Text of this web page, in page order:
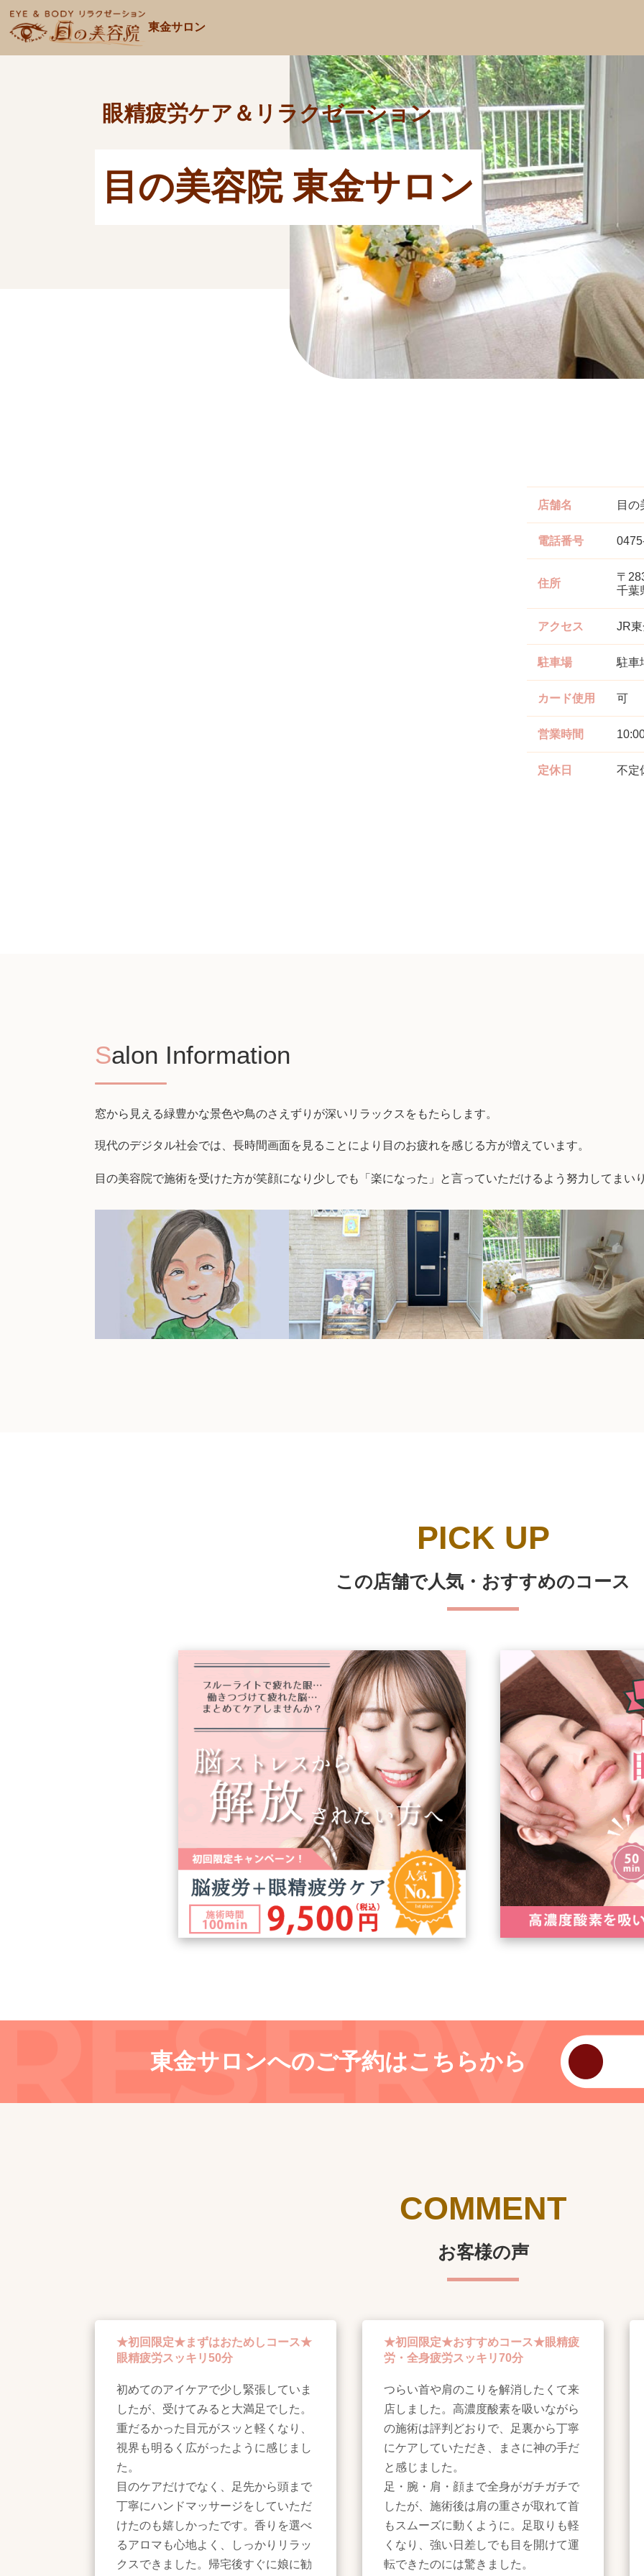
東金サロン
眼精疲労ケア＆リラクゼーション
目の美容院 東金サロン
店舗名 目の
電話番号
住所
〒
千葉
アクセス JR
駐車場 駐車
カード使用 可
営業時間
定休日 不定
Salon Information
窓から見える緑豊かな景色や鳥のさえずりが深いリラックスをもたらします。
現代のデジタル社会では、長時間画面を見ることにより目のお疲れを感じる方が増えています。
目の美容院で施術を受けた方が笑顔になり少しでも「楽になった」と言っていただけるよう努力してまい
PICK UP
この店舗で人気・おすすめのコース
東金サロンへのご予約はこちらから
COMMENT
お客様の声
★初回限定★まずはおためしコース★
眼精疲労スッキリ50分
初めてのアイケアで少し緊張していま
したが、受けてみると大満足でした。
重だるかった目元がスッと軽くなり、
視界も明るく広がったように感じまし
た。
目のケアだけでなく、足先から頭まで
丁寧にハンドマッサージをしていただ
けたのも嬉しかったです。香りを選べ
るアロマも心地よく、しっかりリラッ
クスできました。帰宅後すぐに娘に勧
★初回限定★おすすめコース★眼精疲
労・全身疲労スッキリ70分
つらい首や肩のこりを解消したくて来
店しました。高濃度酸素を吸いながら
の施術は評判どおりで、足裏から丁寧
にケアしていただき、まさに神の手だ
と感じました。
足・腕・肩・顔まで全身がガチガチで
したが、施術後は肩の重さが取れて首
もスムーズに動くように。足取りも軽
くなり、強い日差しでも目を開けて運
転できたのには驚きました。